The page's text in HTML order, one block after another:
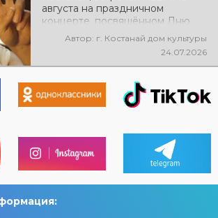
августа на праздничном
концерте, посвящённом Дню
города, выступит ALEM!
@xcialem
Автор: г. Костанай дом культуры
24.07.2026